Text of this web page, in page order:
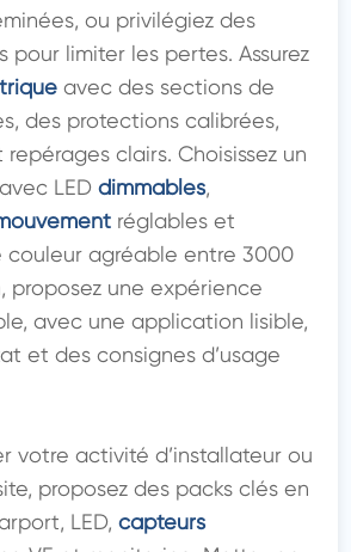
ou privilégiez des
pour limiter les pertes. Assurez
avec des sections de
des protections calibrées,
clairs. Choisissez un
LED dimmables
réglables et
couleur agréable entre 3000
proposez une expérience
avec une application lisible,
et des consignes d’usage
votre activité d’installateur ou
proposez des packs clés en
LED, capteurs